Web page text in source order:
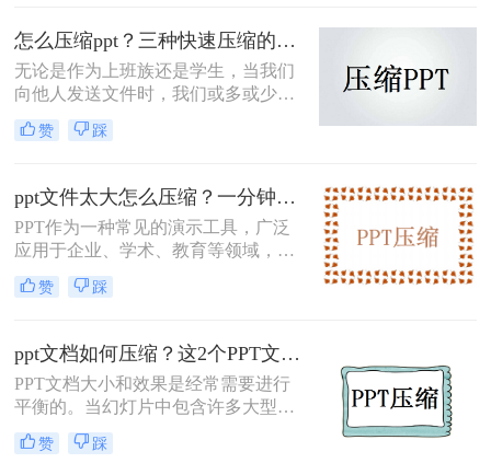
下小编分享的压缩ppt文档方法。
怎么压缩ppt？三种快速压缩的办法，手把手教会大家！
无论是作为上班族还是学生，当我们
向他人发送文件时，我们或多或少都
遇到过PPT文档太大，无法上传的情
况。那么，你通常如何处理这种情况
方法，如果您感兴趣，不妨尝试下小
编分享的ppt压缩方法。
赞 踩
ppt文件太大怎么压缩？一分钟学会2种压缩方法，有效减小文件体积
PPT作为一种常见的演示工具，广泛
应用于企业、学术、教育等领域，但
是，随着演示多媒体内容越来越多和
演示软件本身的功能越来越强大，有
导致加载速度变慢或无法发送。因
此，ppt文件太大怎么压缩，提高文件
的可分享性和便携性，也成了一个十
分重要的问题。下面介绍2种常PPT压
缩方法。
赞 踩
ppt文档如何压缩？这2个PPT文件压缩方法赶紧收藏！
PPT文档大小和效果是经常需要进行
平衡的。当幻灯片中包含许多大型媒
体、动画、图像或视频时，PPT文档
的大小将快速增加，这可能会导致文
赞 踩